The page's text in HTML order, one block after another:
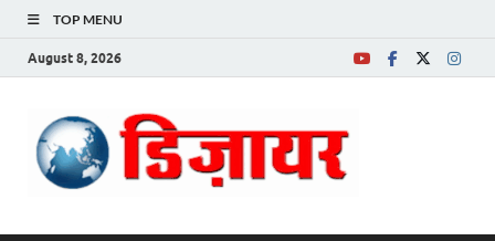
TOP MENU
August 8, 2026